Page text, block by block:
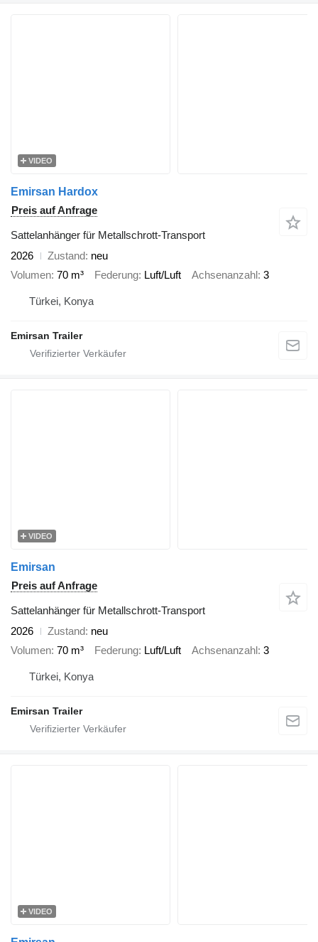
VIDEO
Emirsan Hardox
Preis auf Anfrage
Sattelanhänger für Metallschrott-Transport
2026
Zustand neu
Volumen 70 m³ Federung Luft/Luft Achsenanzahl 3
Türkei, Konya
Emirsan Trailer
VIDEO
Emirsan
Preis auf Anfrage
Sattelanhänger für Metallschrott-Transport
2026
Zustand neu
Volumen 70 m³ Federung Luft/Luft Achsenanzahl 3
Türkei, Konya
Emirsan Trailer
VIDEO